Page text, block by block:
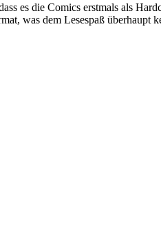
es die Comics erstmals als
was dem Lesespaß überhaupt